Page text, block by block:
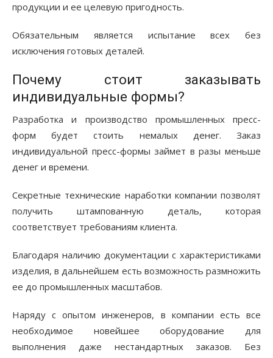
продукции и ее целевую пригодность.
Обязательным является испытание всех без
исключения готовых деталей.
Почему стоит заказывать
индивидуальные формы?
Разработка и производство промышленных пресс-
форм будет стоить немалых денег. Заказ
индивидуальной пресс-формы займет в разы меньше
денег и времени.
Секретные технические наработки компании позволят
получить штампованную деталь, которая
соответствует требованиям клиента.
Благодаря наличию документации с характеристиками
изделия, в дальнейшем есть возможность размножить
ее до промышленных масштабов.
Наряду с опытом инженеров, в компании есть все
необходимое новейшее оборудование для
выполнения даже нестандартных заказов. Без